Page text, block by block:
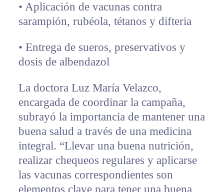
•⁠ Aplicación de vacunas contra
sarampión, rubéola, tétanos y difteria
•⁠ Entrega de sueros, preservativos y
dosis de albendazol
La doctora Luz María Velazco,
encargada de coordinar la campaña,
subrayó la importancia de mantener una
buena salud a través de una medicina
integral. “Llevar una buena nutrición,
realizar chequeos regulares y aplicarse
las vacunas correspondientes son
elementos clave para tener una buena